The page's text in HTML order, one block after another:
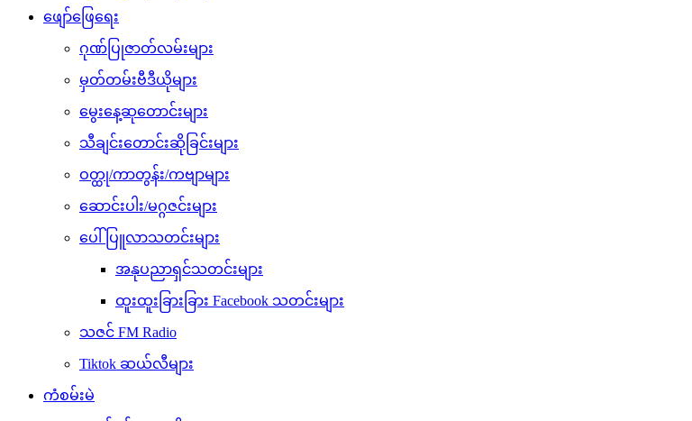
ဖျော်ဖြေရေး
ဂုဏ်ပြုဇာတ်လမ်းများ
မှတ်တမ်းဗီဒီယိုများ
မွေးနေ့ဆုတောင်းများ
သီချင်းတောင်းဆိုခြင်းများ
ဝတ္ထု/ကာတွန်း/ကဗျာများ
ဆောင်းပါး/မဂ္ဂဇင်းများ
ပေါ်ပြူလာသတင်းများ
အနုပညာရှင်သတင်းများ
ထူးထူးခြားခြား Facebook သတင်းများ
သဇင် FM Radio
Tiktok ဆယ်လီများ
ကံစမ်းမဲ